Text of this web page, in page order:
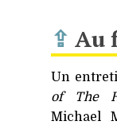
⇪ Au
Un
of The
Michael